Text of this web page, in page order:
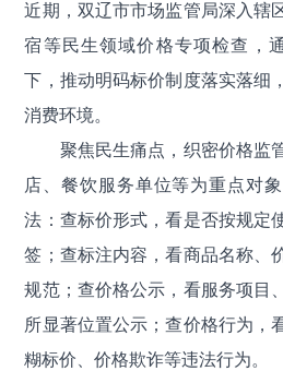
近期，双辽市市场监管局深入辖
宿等民生领域价格专项检查，
下，推动明码标价制度落实落细
消费环境。
聚焦民生痛点，织密价格监
店、餐饮服务单位等为重点对
法：查标价形式，看是否按规定
签；查标注内容，看商品名称、
规范；查价格公示，看服务项目
所显著位置公示；查价格行为，
糊标价、价格欺诈等违法行为。